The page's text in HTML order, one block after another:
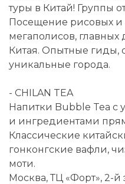
туры в Китай! Группы
Посещение рисовых и
мегаполисов, главных
Китая. Опытные гиды,
уникальные города.
- CHILAN TEA
Напитки Bubble Tea с
и ингредиентами
Классические
гонконгские вафли,
моти.
Москва, ТЦ «Форт», 2-й